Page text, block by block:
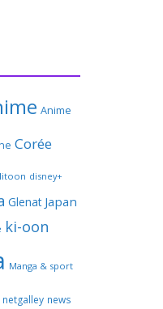
Anime
Corée
disney+
Glenat Japan
ki-oon
Manga & sport
netgalley news